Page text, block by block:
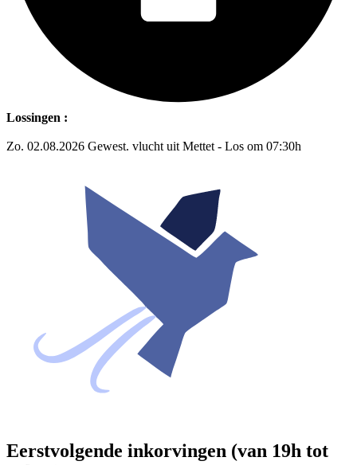
Lossingen :
Zo. 02.08.2026 Gewest. vlucht uit Mettet - Los om 07:30h
Eerstvolgende inkorvingen (van 19h tot